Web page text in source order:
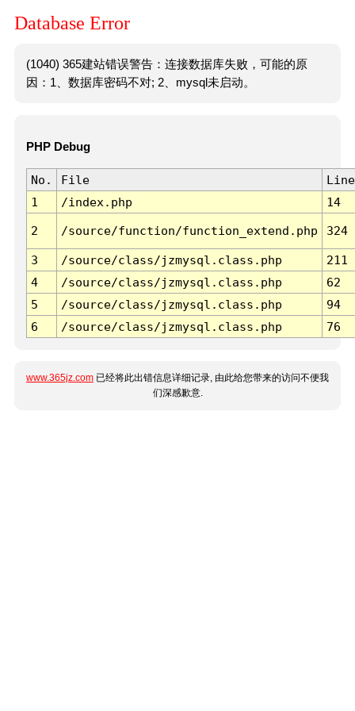
Database Error
(1040) 365建站错误警告：连接数据库失败，可能的原
因：1、数据库密码不对; 2、mysql未启动。
PHP Debug
No. File
Line
1
/index.php 14
2 /source/function/function_extend.php 324
3 /source/class/jzmysql.class.php
211
4
/source/class/jzmysql.class.php
62
5
/source/class/jzmysql.class.php
94
6
/source/class/jzmysql.class.php 76
www.365jz.com 已经将此出错信息详细记录, 由此给您带来的访问不便我
们深感歉意.